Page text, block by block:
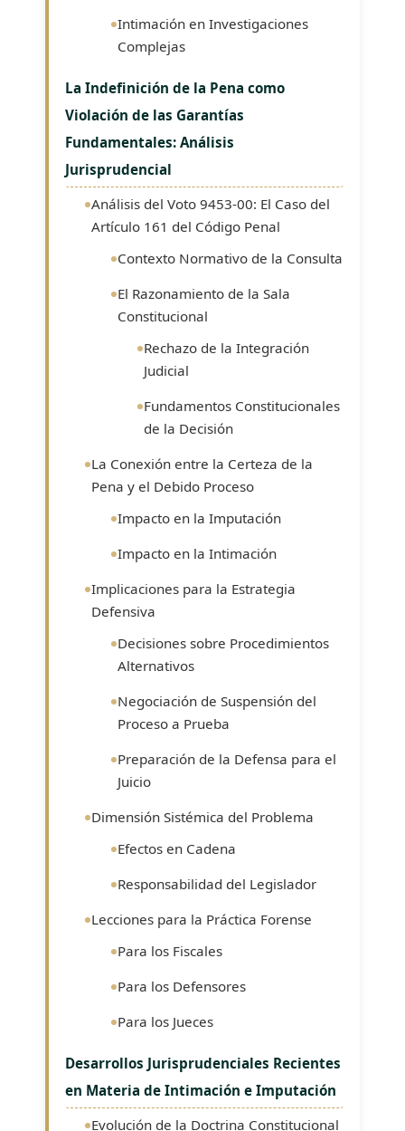
Intimación en Investigaciones
Complejas
La Indefinición de la Pena como
Violación de las Garantías
Fundamentales: Análisis
Jurisprudencial
Análisis del Voto 9453-00: El Caso del
Artículo 161 del Código Penal
Contexto Normativo de la Consulta
El Razonamiento de la Sala
Constitucional
Rechazo de la Integración
Judicial
Fundamentos Constitucionales
de la Decisión
La Conexión entre la Certeza de la
Pena y el Debido Proceso
Impacto en la Imputación
Impacto en la Intimación
Implicaciones para la Estrategia
Defensiva
Decisiones sobre Procedimientos
Alternativos
Negociación de Suspensión del
Proceso a Prueba
Preparación de la Defensa para el
Juicio
Dimensión Sistémica del Problema
Efectos en Cadena
Responsabilidad del Legislador
Lecciones para la Práctica Forense
Para los Fiscales
Para los Defensores
Para los Jueces
Desarrollos Jurisprudenciales Recientes
en Materia de Intimación e Imputación
Evolución de la Doctrina Constitucional